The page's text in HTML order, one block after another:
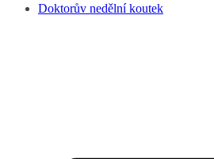
Doktorův nedělní koutek